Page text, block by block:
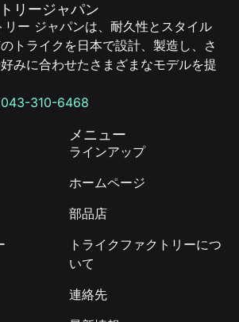
メニュー
ラインアップ
ホームページ
部品店
トライクファクトリーにつ
いて
連絡先
リージャパン
リー ジャパンは、耐久性とスタイル
トライクを日本で設計、製造し、さ
みに合わせたさまざまなモデルを提
043-310-6468